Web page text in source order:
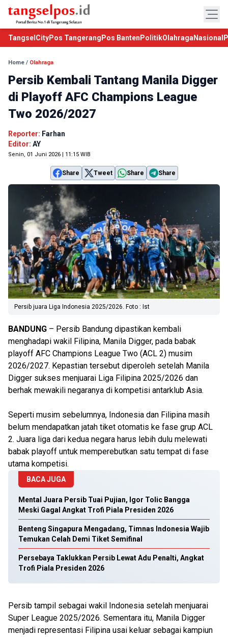
TangselCityPos Tangerang Pos Banten PolitikOlahraga Nasional
Home / Olahraga
Persib Kembali Tantang Manila Digger
di Playoff AFC Champions League
Two 2026/2027
Reporter: Farhan
Editor: AY
Senin, 01 Juni 2026 | 11:15 WIB
Share Tweet Share Share
Persib juara Liga Indonesia 2025/2026. Foto : Ist
BANDUNG – Persib Bandung dipastikan kembali
menghadapi wakil Filipina, Manila Digger, pada babak
playoff AFC Champions League Two (ACL 2) musim
2026/2027. Kepastian tersebut diperoleh setelah Manila
Digger sukses menjuarai Liga Filipina 2025/2026 dan
berhak mewakili negaranya di kompetisi antarklub Asia.
Seperti musim sebelumnya, Indonesia dan Filipina masih
belum mendapatkan jatah tiket otomatis ke fase grup ACL
2. Juara liga dari kedua negara harus lebih dulu melewati
babak playoff untuk memperebutkan satu tempat di fase
utama kompetisi.
BACA JUGA
Mental Juara Persib Tuai Pujian, Igor Tolic Bangga
Meski Gagal Angkat Trofi Piala Presiden 2026
Benteng Singapura Mengadang, Timnas Indonesia Wajib
Temukan Celah Demi Tiket Semifinal
Persebaya Taklukkan Persib Lewat Adu Penalti, Angkat
Trofi Piala Presiden 2026
Persib tampil sebagai wakil Indonesia setelah menjuarai
Super League 2025/2026. Sementara itu, Manila Digger
menjadi representasi Filipina usai keluar sebagai kampiun